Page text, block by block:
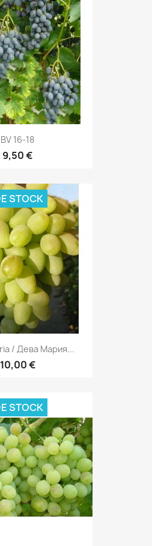
BV 16-18
9,50 €
/ Дева Мария...
10,00 €
STOCK
STOCK